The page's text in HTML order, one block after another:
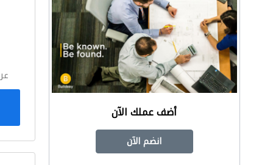
أضف عملك الآن
انضم الآن